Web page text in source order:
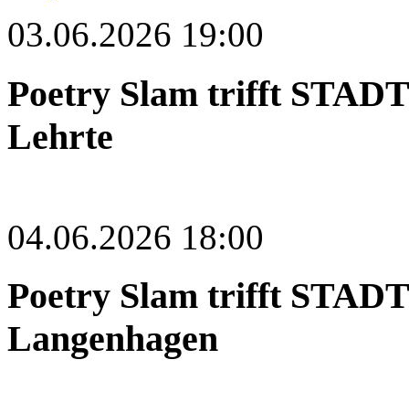
03.06.2026 19:00
Poetry Slam trifft
Lehrte
04.06.2026 18:00
Poetry Slam trifft
Langenhagen